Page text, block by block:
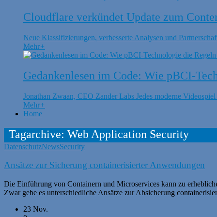
Cloudflare verkündet Update zum
Neue Klassifizierungen, verbesserte Analysen und
Mehr+
Gedankenlesen im Code: Wie pBCI-
Jonathan Zwaan, CEO Zander Labs Jedes moderne
Mehr+
Home
Tagarchive: Web Application Security
DatenschutzNewsSecurity
Ansätze zur Sicherung containerisierter Anwendungen
Die Einführung von Containern und Microservices kann zu
Zwar gebe es unterschiedliche Ansätze zur Absicherung
23 Nov.